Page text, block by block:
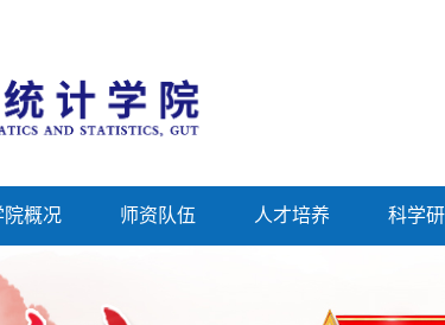
院概况 师资队伍 人才培养 科学